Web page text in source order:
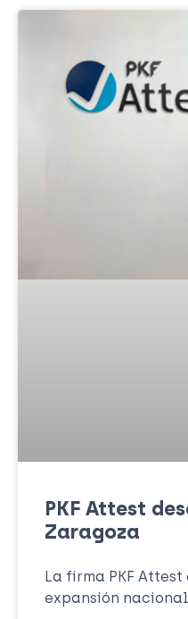
PKF Attest
Zaragoza
La firma PKF
expansión